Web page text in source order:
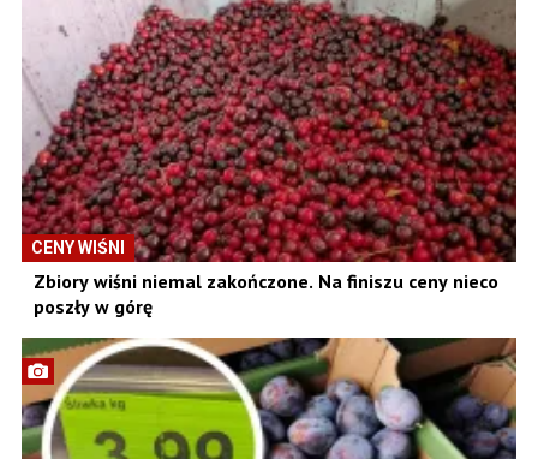
CENY WIŚNI
Zbiory wiśni niemal zakończone. Na finiszu ceny nieco
poszły w górę